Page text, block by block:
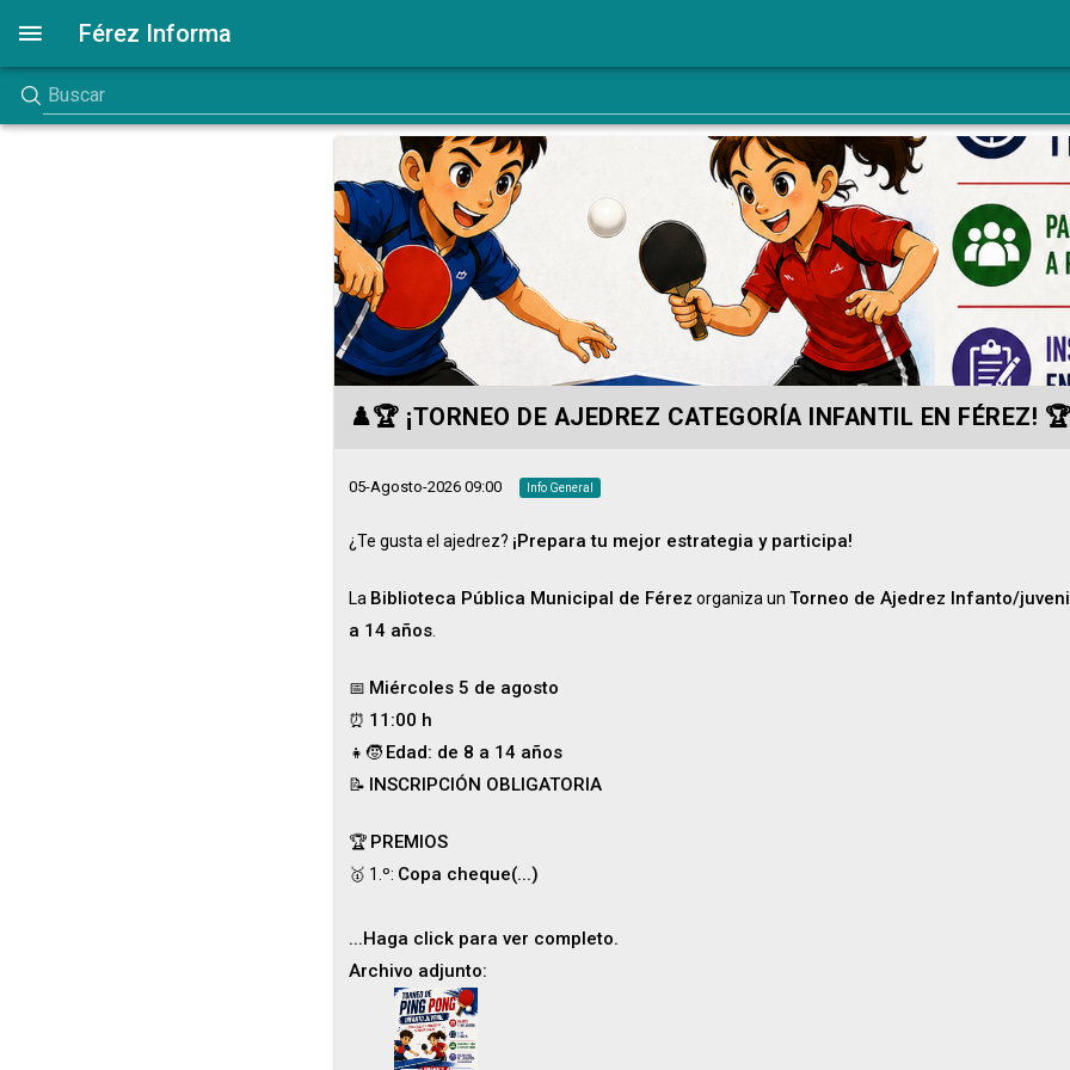
Férez Informa
♟️🏆 ¡TORNEO DE AJEDREZ CATEGORÍA INFANTIL EN FÉREZ!
05-Agosto-2026 09:00 Info General
¿Te gusta el ajedrez? ¡Prepara tu mejor estrategia y participa!
La Biblioteca Pública Municipal de Férez organiza un Torneo de Ajedrez Infanto/
a 14 años.
📅 Miércoles 5 de agosto
⏰ 11:00 h
👧🧒 Edad: de 8 a 14 años
📝 INSCRIPCIÓN OBLIGATORIA
🏆 PREMIOS
🥇 1.º: Copa cheque(...)
...Haga click para ver completo.
Archivo adjunto: